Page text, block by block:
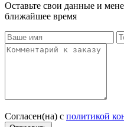
Оставьте свои данные и
ближайшее время
Согласен(на) с политикой